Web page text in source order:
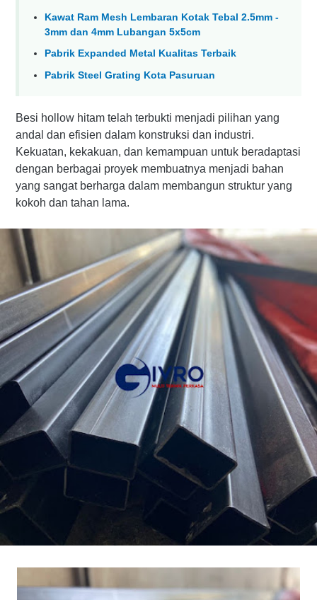
Kawat Ram Mesh Lembaran Kotak Tebal 2.5mm -
3mm dan 4mm Lubangan 5x5cm
Pabrik Expanded Metal Kualitas Terbaik
Pabrik Steel Grating Kota Pasuruan
Besi hollow hitam telah terbukti menjadi pilihan yang
andal dan efisien dalam konstruksi dan industri.
Kekuatan, kekakuan, dan kemampuan untuk beradaptasi
dengan berbagai proyek membuatnya menjadi bahan
yang sangat berharga dalam membangun struktur yang
kokoh dan tahan lama.